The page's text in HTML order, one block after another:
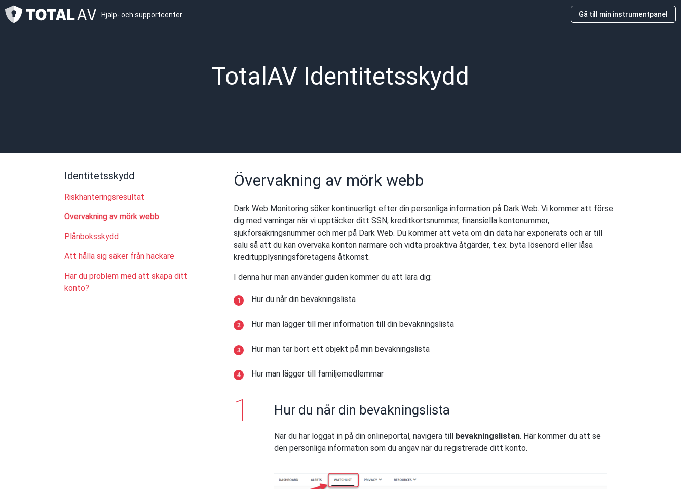
Hjälp- och supportcenter Gå till min instrumentpanel
TotalAV Identitetsskydd
Identitetsskydd
Riskhanteringsresultat
Övervakning av mörk webb
Plånboksskydd
Att hålla sig säker från hackare
Har du problem med att skapa ditt
konto?
Övervakning av mörk webb
Dark Web Monitoring söker kontinuerligt efter din personliga information på Dark Web. Vi kommer att förse
dig med varningar när vi upptäcker ditt SSN, kreditkortsnummer, finansiella kontonummer,
sjukförsäkringsnummer och mer på Dark Web. Du kommer att veta om din data har exponerats och är till
salu så att du kan övervaka konton närmare och vidta proaktiva åtgärder, t.ex. byta lösenord eller låsa
kreditupplysningsföretagens åtkomst.
I denna hur man använder guiden kommer du att lära dig:
Hur du når din bevakningslista
Hur man lägger till mer information till din bevakningslista
Hur man tar bort ett objekt på min bevakningslista
Hur man lägger till familjemedlemmar
Hur du når din bevakningslista
När du har loggat in på din onlineportal, navigera till bevakningslistan. Här kommer du att se
den personliga information som du angav när du registrerade ditt konto.